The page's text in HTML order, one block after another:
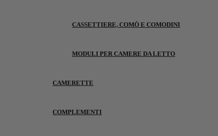
CASSETTIERE, COMÒ E COMODINI
MODULI PER CAMERE DA LETTO
CAMERETTE
COMPLEMENTI